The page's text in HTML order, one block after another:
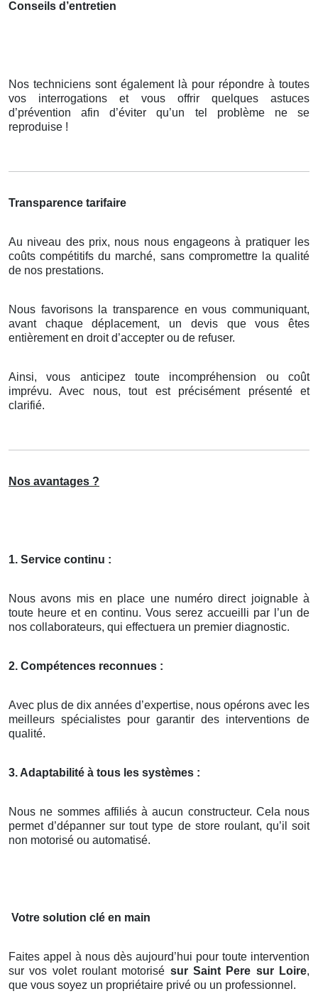
Conseils d’entretien
Nos techniciens sont également là pour répondre à toutes
vos interrogations et vous offrir quelques astuces
d’prévention afin d’éviter qu’un tel problème ne se
reproduise !
Transparence tarifaire
Au niveau des prix, nous nous engageons à pratiquer les
coûts compétitifs du marché, sans compromettre la qualité
de nos prestations.
Nous favorisons la transparence en vous communiquant,
avant chaque déplacement, un devis que vous êtes
entièrement en droit d’accepter ou de refuser.
Ainsi, vous anticipez toute incompréhension ou coût
imprévu. Avec nous, tout est précisément présenté et
clarifié.
Nos avantages ?
1. Service continu :
Nous avons mis en place une numéro direct joignable à
toute heure et en continu. Vous serez accueilli par l’un de
nos collaborateurs, qui effectuera un premier diagnostic.
2. Compétences reconnues :
Avec plus de dix années d’expertise, nous opérons avec les
meilleurs spécialistes pour garantir des interventions de
qualité.
3. Adaptabilité à tous les systèmes :
Nous ne sommes affiliés à aucun constructeur. Cela nous
permet d’dépanner sur tout type de store roulant, qu’il soit
non motorisé ou automatisé.
Votre solution clé en main
Faites appel à nous dès aujourd’hui pour toute intervention
sur vos volet roulant motorisé sur Saint Pere sur Loire,
que vous soyez un propriétaire privé ou un professionnel.